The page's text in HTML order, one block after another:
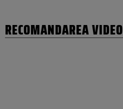
RECOMANDAREA VIDEO